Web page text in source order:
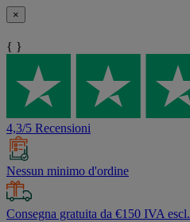
×
{ }
4,3/5 Recensioni
Nessun minimo d'ordine
Consegna gratuita da €150 IVA escl.